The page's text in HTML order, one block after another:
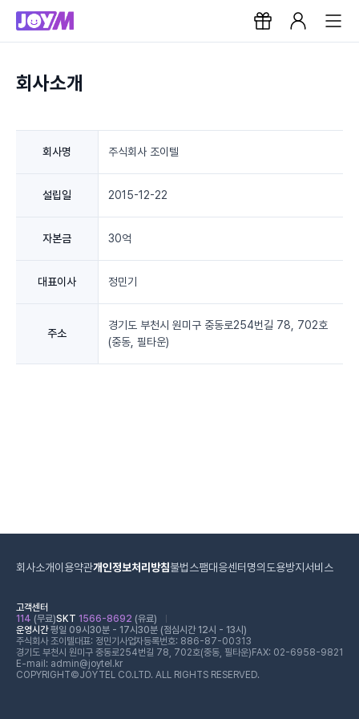
회사소개
회사명 주식회사 조이텔
설립일 2015-12-22
자본금 30억
대표이사 정민기
주소
경기도 부천시 원미구 중동로254번길 78, 702호
(중동, 필타운)
회사소개이용약관개인정보처리방침불법스팸대응센터 명의도용방지서비스
고객센터
114 (무료)SKT 1566-8692 (유료)
운영시간평일 09시30분 - 17시30분 (점심시간 12시 - 13시)
주식회사 조이텔대표: 정민기 사업자등록번호: 886-87-00313
경기도 부천시 원미구 중동로254번길 78, 702호(중동, 필타운) FAX: 02-6958-9821
E-mail: admin@joytel.kr
COPYRIGHT©JOYTEL CO.LTD. ALL RIGHTS RESERVED.